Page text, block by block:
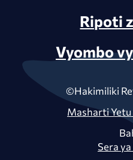
Ripoti
Vyombo
©Hakimiliki
Masharti
Sera